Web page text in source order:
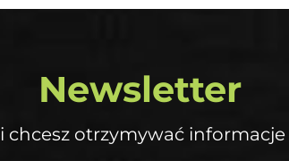
Newsletter
chcesz otrzymywać